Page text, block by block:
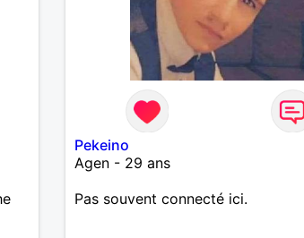
Pekeino
Agen - 29 ans
Pas souvent connecté ici.